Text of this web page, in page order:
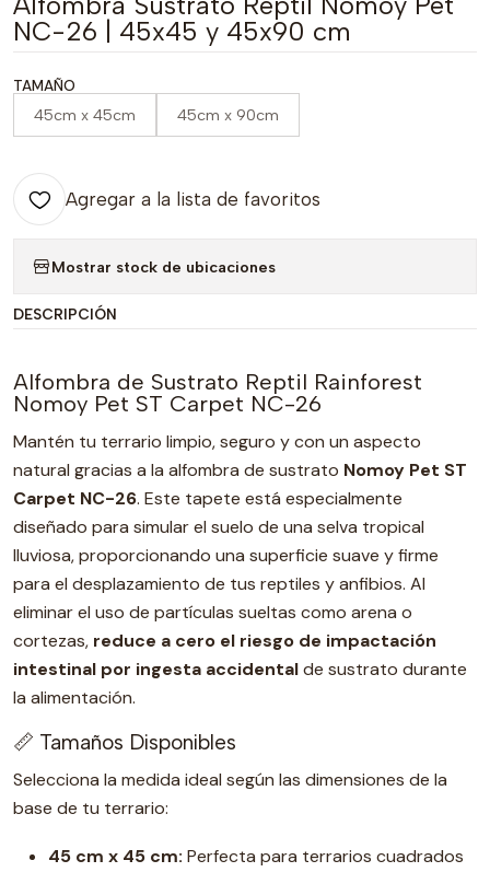
NC-26 | 45x45 y 45x90 cm
TAMAÑO
45cm x 45cm 45cm x 90cm
Agregar a la lista de favoritos
Mostrar stock de ubicaciones
DESCRIPCIÓN
Alfombra de Sustrato Reptil Rainforest
Nomoy Pet ST Carpet NC-26
Mantén tu terrario limpio, seguro y con un aspecto
natural gracias a la alfombra de sustrato Nomoy Pet ST
Carpet NC-26. Este tapete está especialmente
diseñado para simular el suelo de una selva tropical
lluviosa, proporcionando una superficie suave y firme
para el desplazamiento de tus reptiles y anfibios. Al
eliminar el uso de partículas sueltas como arena o
cortezas, reduce a cero el riesgo de impactación
intestinal por ingesta accidentalde sustrato durante
la alimentación.
📏 Tamaños Disponibles
Selecciona la medida ideal según las dimensiones de la
base de tu terrario:
45 cm x 45 cm: Perfecta para terrarios cuadrados